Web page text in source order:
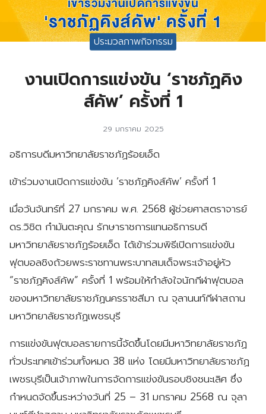
ประมวลภาพกิจกรรม
งานเปิดการแข่งขัน ‘ราชภัฏคิง
ส์คัพ’ ครั้งที่ 1
29 มกราคม 2025
อธิการบดีมหาวิทยาลัยราชภัฏร้อยเอ็ด
เข้าร่วมงานเปิดการแข่งขัน ‘ราชภัฏคิงส์คัพ’ ครั้งที่ 1
เมื่อวันจันทร์ที่ 27 มกราคม พ.ศ. 2568 ผู้ช่วยศาสตราจารย์
ดร.วิชิต กำมันตะคุณ รักษาราชการแทนอธิการบดี
มหาวิทยาลัยราชภัฏร้อยเอ็ด ได้เข้าร่วมพิธีเปิดการแข่งขัน
ฟุตบอลชิงถ้วยพระราชทานพระบาทสมเด็จพระเจ้าอยู่หัว
“ราชภัฏคิงส์คัพ” ครั้งที่ 1 พร้อมให้กำลังใจนักกีฬาฟุตบอล
ของมหาวิทยาลัยราชภัฏนครราชสีมา ณ จุลานนท์กีฬาสถาน
มหาวิทยาลัยราชภัฏเพชรบุรี
การแข่งขันฟุตบอลรายการนี้จัดขึ้นโดยมีมหาวิทยาลัยราชภัฏ
ทั่วประเทศเข้าร่วมทั้งหมด 38 แห่ง โดยมีมหาวิทยาลัยราชภัฏ
เพชรบุรีเป็นเจ้าภาพในการจัดการแข่งขันรอบชิงชนะเลิศ ซึ่ง
กำหนดจัดขึ้นระหว่างวันที่ 25 – 31 มกราคม 2568 ณ จุลา